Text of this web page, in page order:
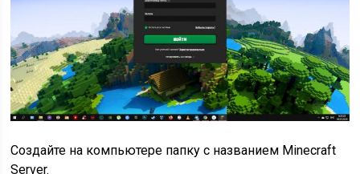
Создайте на компьютере папку с названием Minecraft
Server.